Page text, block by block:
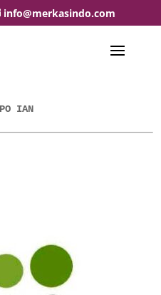
info@merkasindo.com
IAN